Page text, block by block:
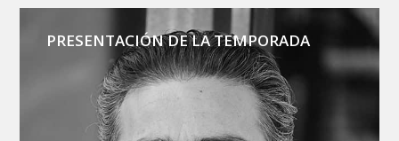
PRESENTACIÓN DE LA TEMPORADA